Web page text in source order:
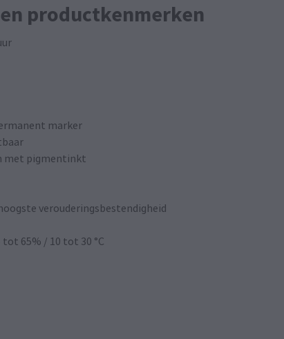
productkenmerken
marker
met pigmentinkt
verouderingsbestendigheid
65% / 10 tot 30 °C